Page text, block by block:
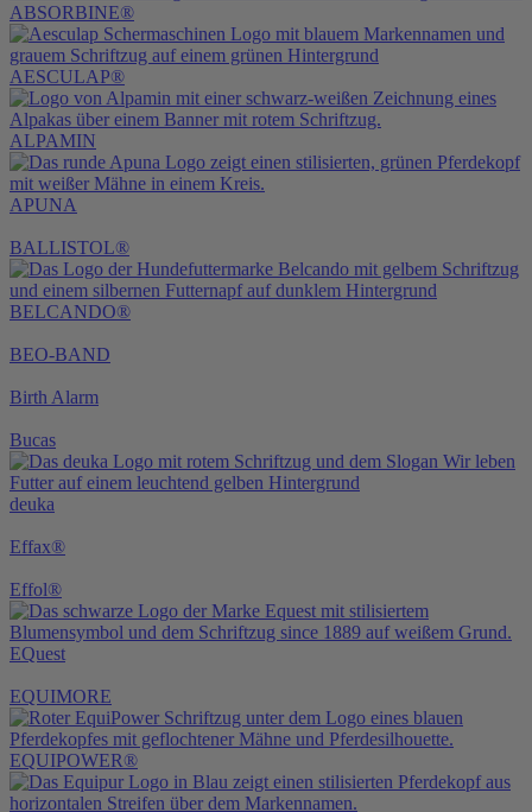
ABSORBINE®
AESCULAP®
ALPAMIN
APUNA
BALLISTOL®
BELCANDO®
BEO-BAND
Birth Alarm
Bucas
deuka
Effax®
Effol®
EQuest
EQUIMORE
EQUIPOWER®